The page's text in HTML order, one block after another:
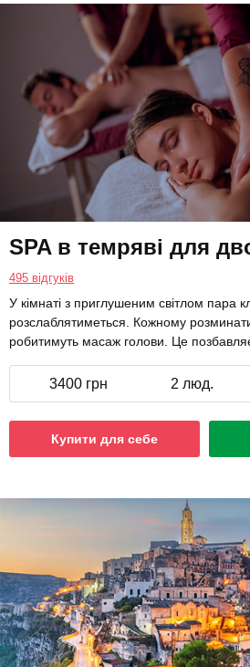
SPA в темряві для
495 відгуків
У кімнаті з приглушеним світлом пара
розслаблятиметься. Кожному
робитимуть масаж голови. Це
3400 грн 2 люд.
Купити для себе